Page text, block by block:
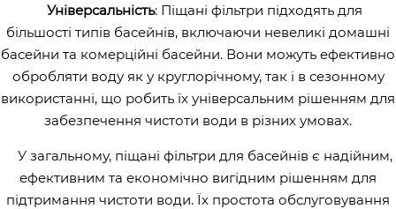
Універсальність: Піщані фільтри підходять для
більшості типів басейнів, включаючи невеликі домашні
басейни та комерційні басейни. Вони можуть ефективно
обробляти воду як у круглорічному, так і в сезонному
використанні, що робить їх універсальним рішенням для
забезпечення чистоти води в різних умовах.
У загальному, піщані фільтри для басейнів є надійним,
ефективним та економічно вигідним рішенням для
підтримання чистоти води. Їх простота обслуговування